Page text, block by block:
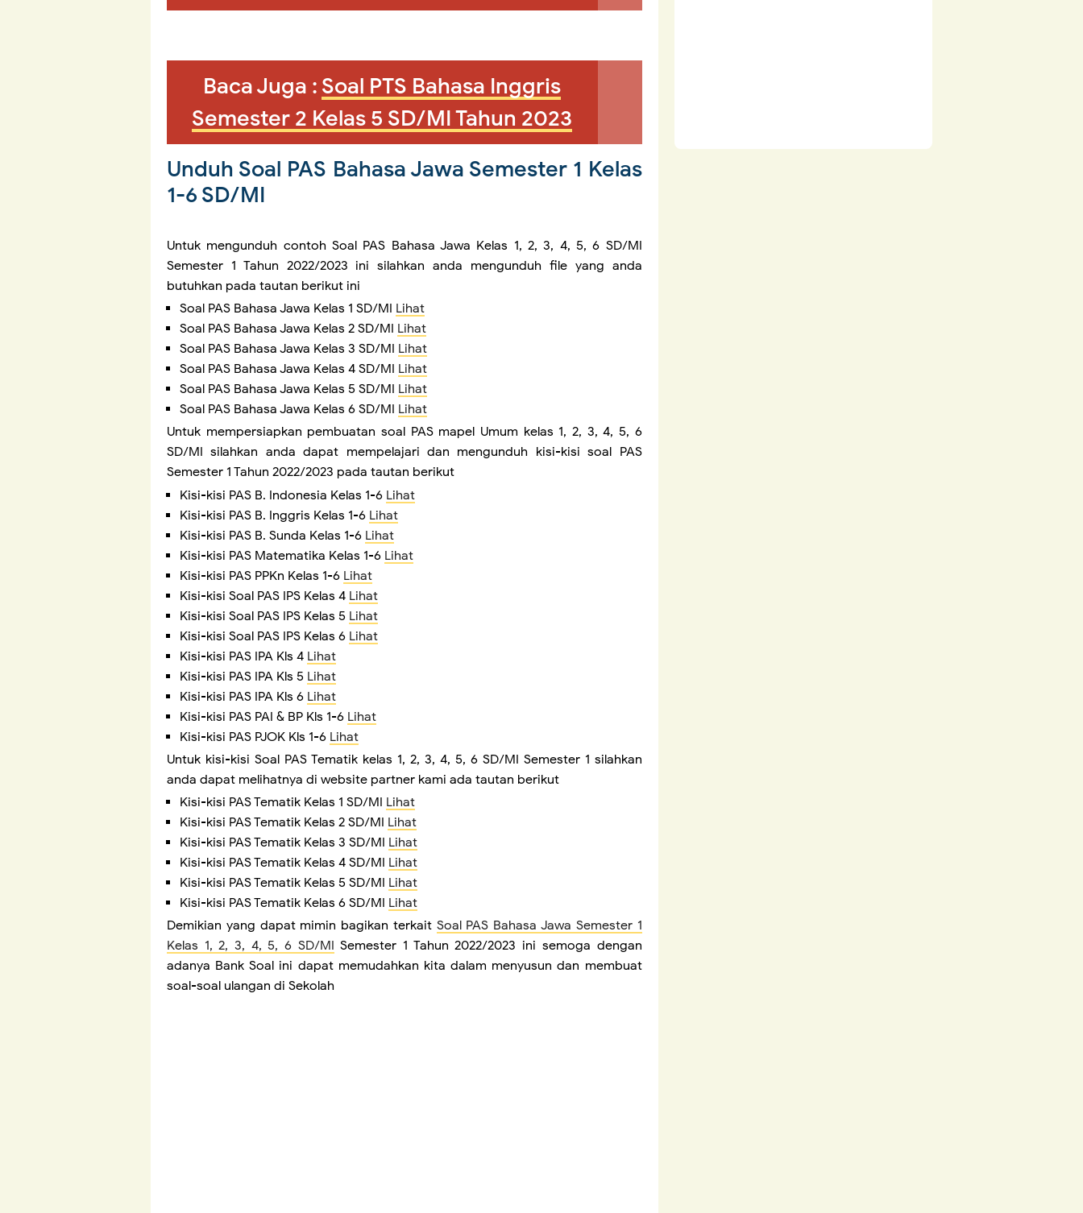
Baca Juga : Soal PTS Bahasa Inggris
Semester 2 Kelas 5 SD/MI Tahun 2023
Unduh Soal PAS Bahasa Jawa Semester 1 Kelas
1-6 SD/MI
Untuk mengunduh contoh Soal PAS Bahasa Jawa Kelas 1, 2, 3, 4, 5, 6 SD/MI
Semester 1 Tahun 2022/2023 ini silahkan anda mengunduh file yang anda
butuhkan pada tautan berikut ini
Soal PAS Bahasa Jawa Kelas 1 SD/MI Lihat
Soal PAS Bahasa Jawa Kelas 2 SD/MI Lihat
Soal PAS Bahasa Jawa Kelas 3 SD/MI Lihat
Soal PAS Bahasa Jawa Kelas 4 SD/MI Lihat
Soal PAS Bahasa Jawa Kelas 5 SD/MI Lihat
Soal PAS Bahasa Jawa Kelas 6 SD/MI Lihat
Untuk mempersiapkan pembuatan soal PAS mapel Umum kelas 1, 2, 3, 4, 5, 6
SD/MI silahkan anda dapat mempelajari dan mengunduh kisi-kisi soal PAS
Semester 1 Tahun 2022/2023 pada tautan berikut
Kisi-kisi PAS B. Indonesia Kelas 1-6 Lihat
Kisi-kisi PAS B. Inggris Kelas 1-6 Lihat
Kisi-kisi PAS B. Sunda Kelas 1-6 Lihat
Kisi-kisi PAS Matematika Kelas 1-6 Lihat
Kisi-kisi PAS PPKn Kelas 1-6 Lihat
Kisi-kisi Soal PAS IPS Kelas 4 Lihat
Kisi-kisi Soal PAS IPS Kelas 5 Lihat
Kisi-kisi Soal PAS IPS Kelas 6 Lihat
Kisi-kisi PAS IPA Kls 4 Lihat
Kisi-kisi PAS IPA Kls 5 Lihat
Kisi-kisi PAS IPA Kls 6 Lihat
Kisi-kisi PAS PAI & BP Kls 1-6 Lihat
Kisi-kisi PAS PJOK Kls 1-6 Lihat
Untuk kisi-kisi Soal PAS Tematik kelas 1, 2, 3, 4, 5, 6 SD/MI Semester 1 silahkan
anda dapat melihatnya di website partner kami ada tautan berikut
Kisi-kisi PAS Tematik Kelas 1 SD/MI Lihat
Kisi-kisi PAS Tematik Kelas 2 SD/MI Lihat
Kisi-kisi PAS Tematik Kelas 3 SD/MI Lihat
Kisi-kisi PAS Tematik Kelas 4 SD/MI Lihat
Kisi-kisi PAS Tematik Kelas 5 SD/MI Lihat
Kisi-kisi PAS Tematik Kelas 6 SD/MI Lihat
Demikian yang dapat mimin bagikan terkait Soal PAS Bahasa Jawa Semester 1
Kelas 1, 2, 3, 4, 5, 6 SD/MI Semester 1 Tahun 2022/2023 ini semoga dengan
adanya Bank Soal ini dapat memudahkan kita dalam menyusun dan membuat
soal-soal ulangan di Sekolah